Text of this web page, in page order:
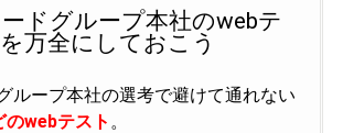
ドグループ本社のwebテ
万全にしておこう
ループ本社の選考で避けて通れない
のwebテスト 。